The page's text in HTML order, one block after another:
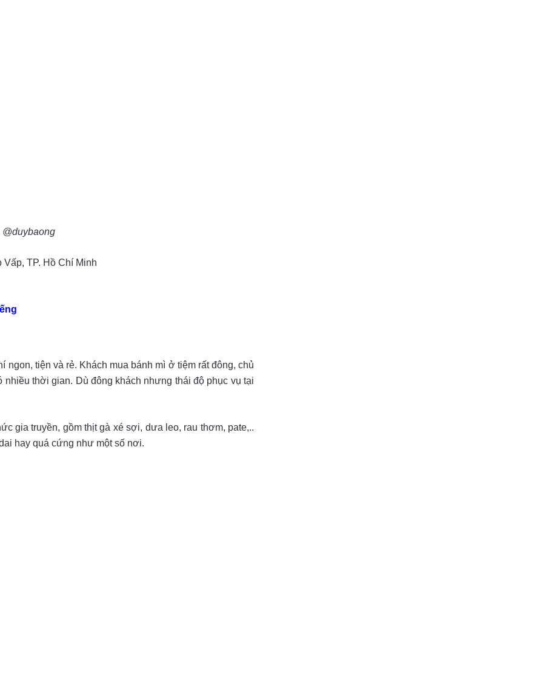
@duybaong
TP. Hồ Chí Minh
tiện và rẻ. Khách mua bánh mì ở tiệm rất đông, chủ
thời gian. Dù đông khách nhưng thái độ phục vụ tại
gia truyền, gồm thịt gà xé sợi, dưa leo, rau thơm, pate,..
hay quá cứng như một số nơi.